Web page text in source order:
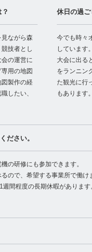
ながら森
技者とし
の運営に
用の地図
製作の経
したい、
休日の過ご
今でも時々
しています
大会に出る
をランニン
た観光に行
もあります。
ださい。
の研修にも参加できます。
ので、希望する事業所で働け
週間程度の長期休暇がありま